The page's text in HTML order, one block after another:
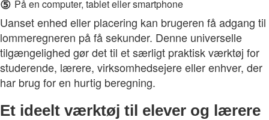
⑤ På en computer, tablet eller smartphone
Uanset enhed eller placering kan brugeren få adgang til
lommeregneren på få sekunder. Denne universelle
tilgængelighed gør det til et særligt praktisk værktøj for
studerende, lærere, virksomhedsejere eller enhver, der
har brug for en hurtig beregning.
Et ideelt værktøj til elever og lærere